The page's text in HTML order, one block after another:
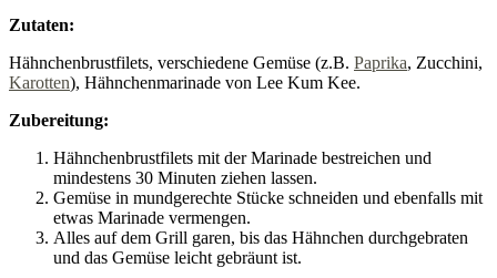
Zutaten:
Hähnchenbrustfilets, verschiedene Gemüse (z.B. Paprika, Zucchini,
Karotten), Hähnchenmarinade von Lee Kum Kee.
Zubereitung:
Hähnchenbrustfilets mit der Marinade bestreichen und
mindestens 30 Minuten ziehen lassen.
Gemüse in mundgerechte Stücke schneiden und ebenfalls mit
etwas Marinade vermengen.
Alles auf dem Grill garen, bis das Hähnchen durchgebraten
und das Gemüse leicht gebräunt ist.